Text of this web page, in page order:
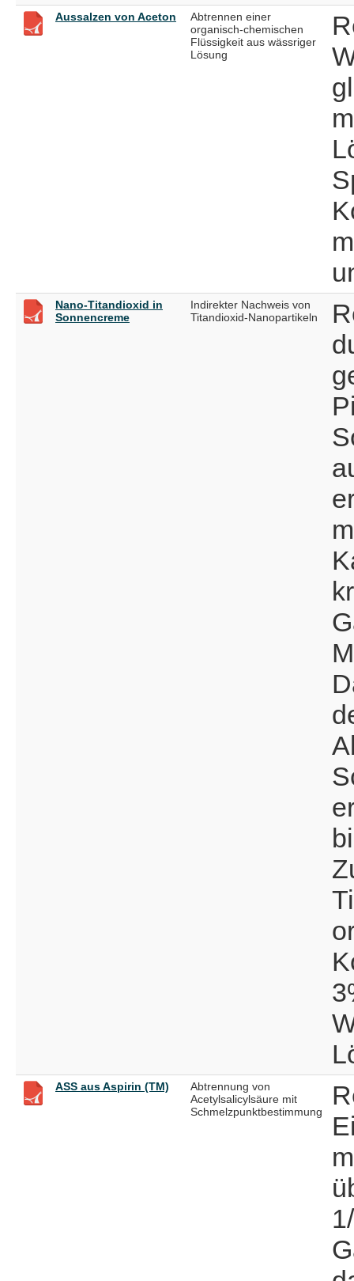
Aussalzen von Aceton
Abtrennen einer
organisch-chemischen
Flüssigkeit aus wässriger
Lösung
Nano-Titandioxid in
Sonnencreme
Indirekter Nachweis von
Titandioxid-Nanopartikeln
ASS aus Aspirin (TM)
Abtrennung von
Acetylsalicylsäure mit
Schmelzpunktbestimmung